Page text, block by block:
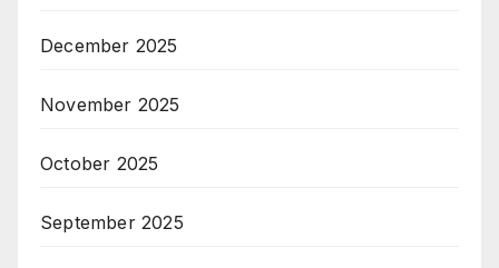
December 2025
November 2025
October 2025
September 2025